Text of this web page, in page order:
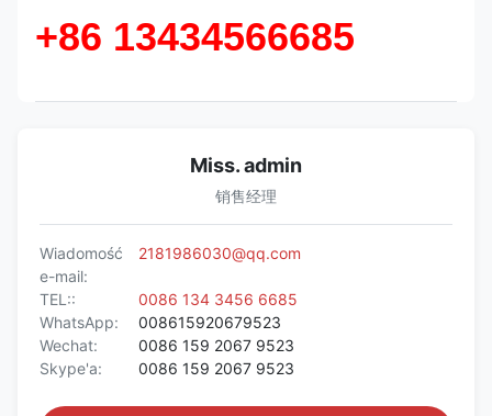
+86 13434566685
Miss. admin
销售经理
Wiadomość
e-mail:
2181986030@qq.com
TEL::
0086 134 3456 6685
WhatsApp:
008615920679523
Wechat:
0086 159 2067 9523
Skype'a:
0086 159 2067 9523